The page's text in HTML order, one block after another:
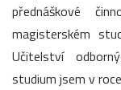
přednáškové
magisterském
Učitelství
studium jsem v